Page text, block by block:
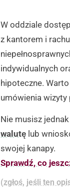
W oddziale
z kantorem i
indywidualnych
hipoteczne.
umówienia wizyty
Nie musisz
walutę lub
swojej kanapy.
Sprawdź, co
(zgłoś, jeśli ten